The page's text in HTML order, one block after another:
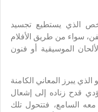
الذي يستطيع تجسيد
سواء من طريق الأفلام
الموسيقية أو فنون
يبرز المعاني الكامنة
قدح زناده إلى إشعال
السامع، فتتحول تلك